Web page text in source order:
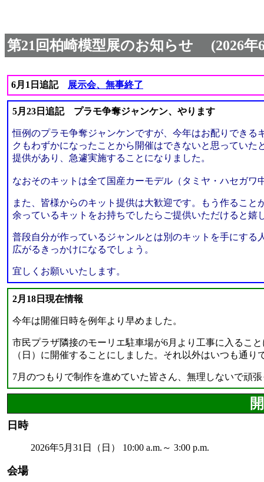
第21回柏崎模型展のお知らせ (2026年
6月1日追記 展示会、無事終了
5月23日追記 プラモ争奪ジャンケン、やります
恒例のプラモ争奪ジャンケンですが、今年はお配りできる
クもわずかになったことから開催はできないと思っていた
提供があり、急遽実施することになりました。
なおそのキットは全て国産カーモデル（タミヤ・ハセガワ
また、皆様からのキット提供は大歓迎です。もう作ること
余っているキットをお持ちでしたらご提供いただけると嬉
普段自分が作っているジャンルとは別のキットを手にする
広がるきっかけになるでしょう。
宜しくお願いいたします。
2月18日現在情報
今年は開催日時を例年より早めました。
市民プラザ隣接のモーリエ駐車場が6月より工事に入るこ
（日）に開催することにしました。それ以外はいつも通り
7月のつもりで制作を進めていた皆さん、無理しないで頑
日時
2026年5月31日（日） 10:00 a.m.～ 3:00 p.m.
会場